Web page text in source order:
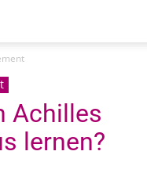
Achilles
lernen?